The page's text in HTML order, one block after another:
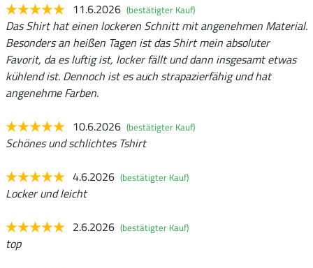
11.6.2026 (bestätigter Kauf)
Das Shirt hat einen lockeren Schnitt mit angenehmen Material.
Besonders an heißen Tagen ist das Shirt mein absoluter
Favorit, da es luftig ist, locker fällt und dann insgesamt etwas
kühlend ist. Dennoch ist es auch strapazierfähig und hat
angenehme Farben.
10.6.2026 (bestätigter Kauf)
Schönes und schlichtes Tshirt
4.6.2026 (bestätigter Kauf)
Locker und leicht
2.6.2026 (bestätigter Kauf)
top